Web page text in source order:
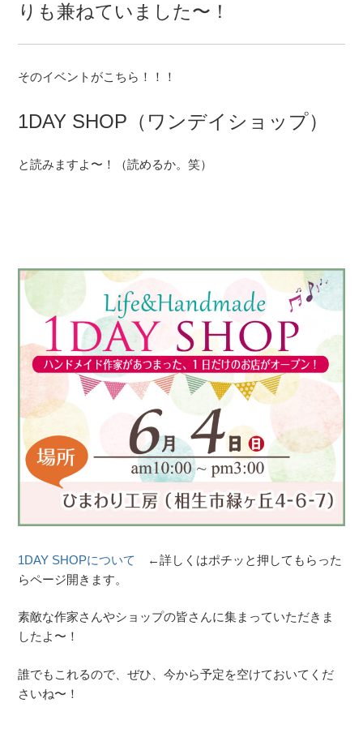
りも兼ねていました〜！
そのイベントがこちら！！！
1DAY SHOP（ワンデイショップ）
と読みますよ〜！（読めるか。笑）
1DAY SHOPについて
←詳しくはポチッと押してもらった
らページ開きます。
素敵な作家さんやショップの皆さんに集まっていただきま
したよ〜！
誰でもこれるので、ぜひ、今から予定を空けておいてくだ
さいね〜！